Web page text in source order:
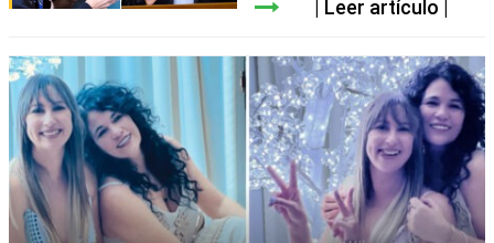
Leer artículo